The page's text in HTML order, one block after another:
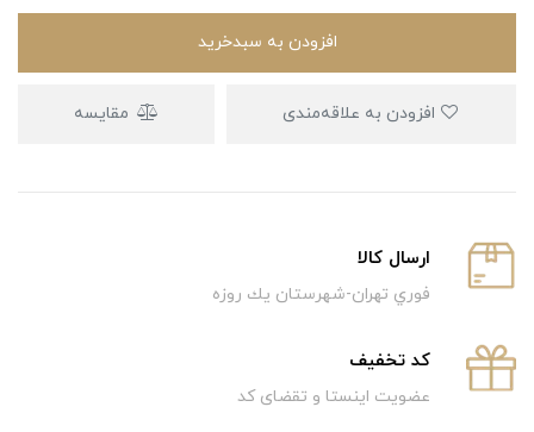
افزودن به سبدخرید
مقایسه
ارسال كالا
فوري تهران-شهرستان يك روزه
كد تخفيف
عضویت اینستا و تقضای کد